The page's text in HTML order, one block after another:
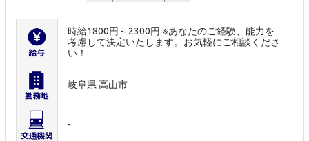
時給1800円～2300円 ※あなたのご経験、能力を
考慮して決定いたします。お気軽にご相談くださ
い！
岐阜県 高山市
-